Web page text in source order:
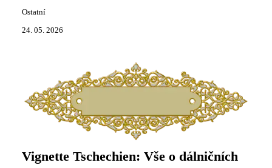
Ostatní
24. 05. 2026
Vignette Tschechien: Vše o dálničních